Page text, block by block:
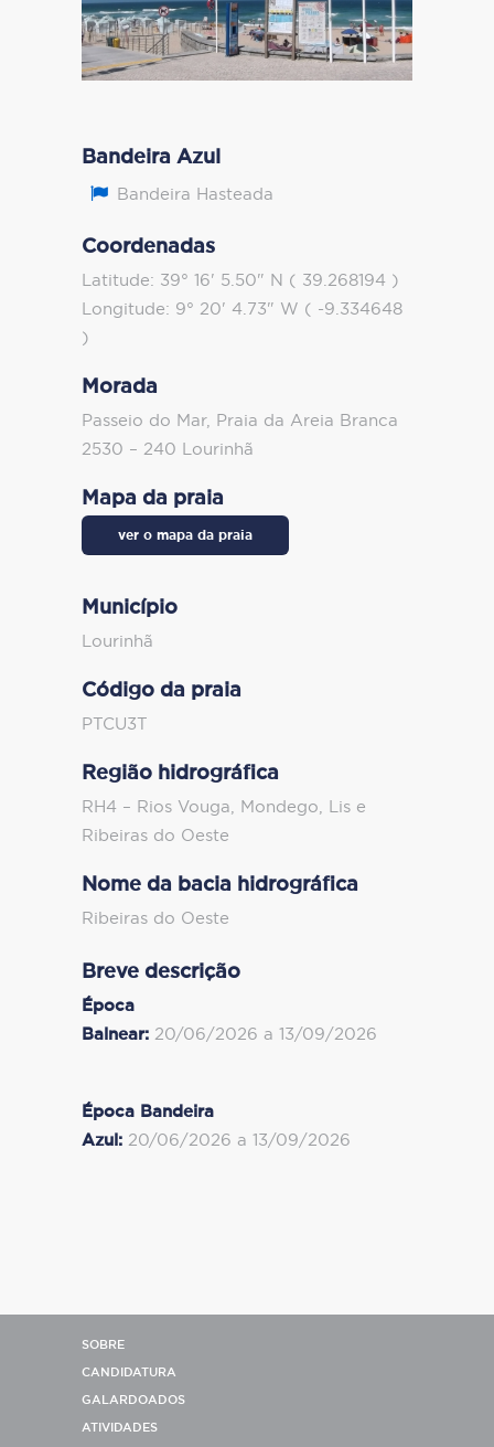
Bandeira Azul
Bandeira Hasteada
Coordenadas
Latitude: 39° 16' 5.50" N ( 39.268194 )
Longitude: 9° 20' 4.73" W ( -9.334648
)
Morada
Passeio do Mar, Praia da Areia Branca
2530 – 240 Lourinhã
Mapa da praia
ver o mapa da praia
Município
Lourinhã
Código da praia
PTCU3T
Região hidrográfica
RH4 – Rios Vouga, Mondego, Lis e
Ribeiras do Oeste
Nome da bacia hidrográfica
Ribeiras do Oeste
Breve descrição
Época
Balnear: 20/06/2026 a 13/09/2026
Época Bandeira
Azul: 20/06/2026 a 13/09/2026
SOBRE
CANDIDATURA
GALARDOADOS
ATIVIDADES